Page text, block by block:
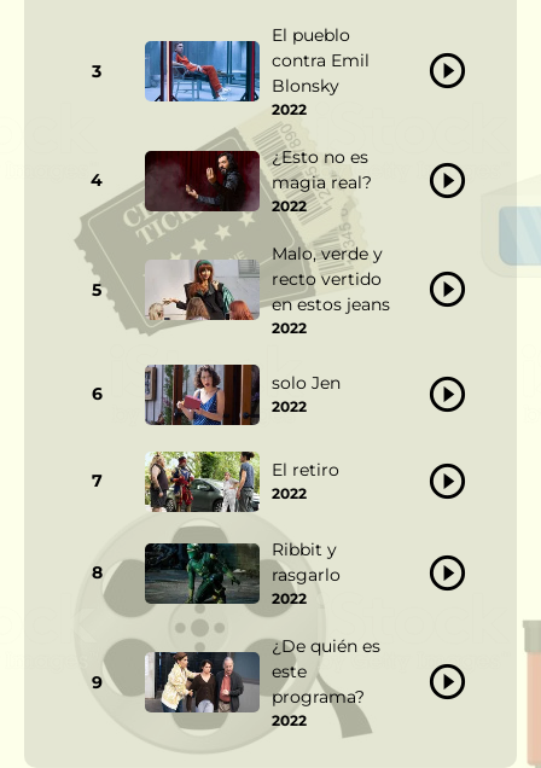
3
El pueblo
contra Emil
Blonsky
2022
4
¿Esto no es
magia real?
2022
5
Malo, verde y
recto vertido
en estos jeans
2022
6 solo Jen
2022
7 El retiro
2022
8
Ribbit y
rasgarlo
2022
9
¿De quién es
este
programa?
2022